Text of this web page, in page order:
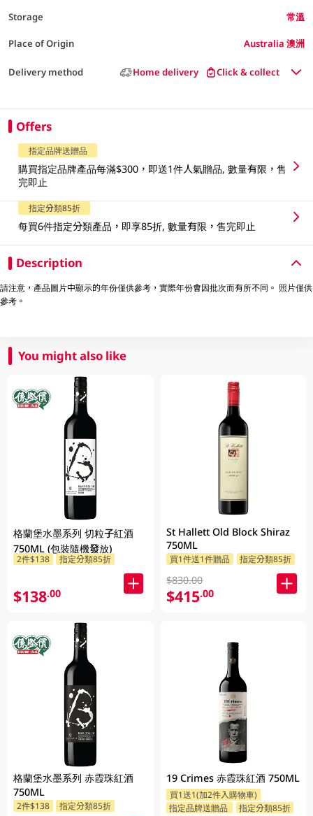
Storage 常溫
Place of Origin Australia 澳洲
Delivery method Home delivery Click & collect
Offers
指定品牌送贈品
購買指定品牌產品每滿$300，即送1件人氣贈品, 數量有限，售
完即止
指定分類85折
每買6件指定分類產品，即享85折, 數量有限，售完即止
Description
請注意，產品圖片中顯示的年份僅供參考，實際年份會因批次而有所不同。 照片僅供
參考。
You might also like
格蘭堡水墨系列 切粒子紅酒
750ML (包裝隨機發放)
2件$138 指定分類85折
$138.00
格蘭堡水墨系列 赤霞珠紅酒
750ML
2件$138 指定分類85折
St Hallett Old Block Shiraz
750ML
買1件送1件贈品 指定分類85折
$830.00
$415.00
19 Crimes 赤霞珠紅酒 750ML
買1送1(加2件入購物車)
指定品牌送贈品
指定分類85折